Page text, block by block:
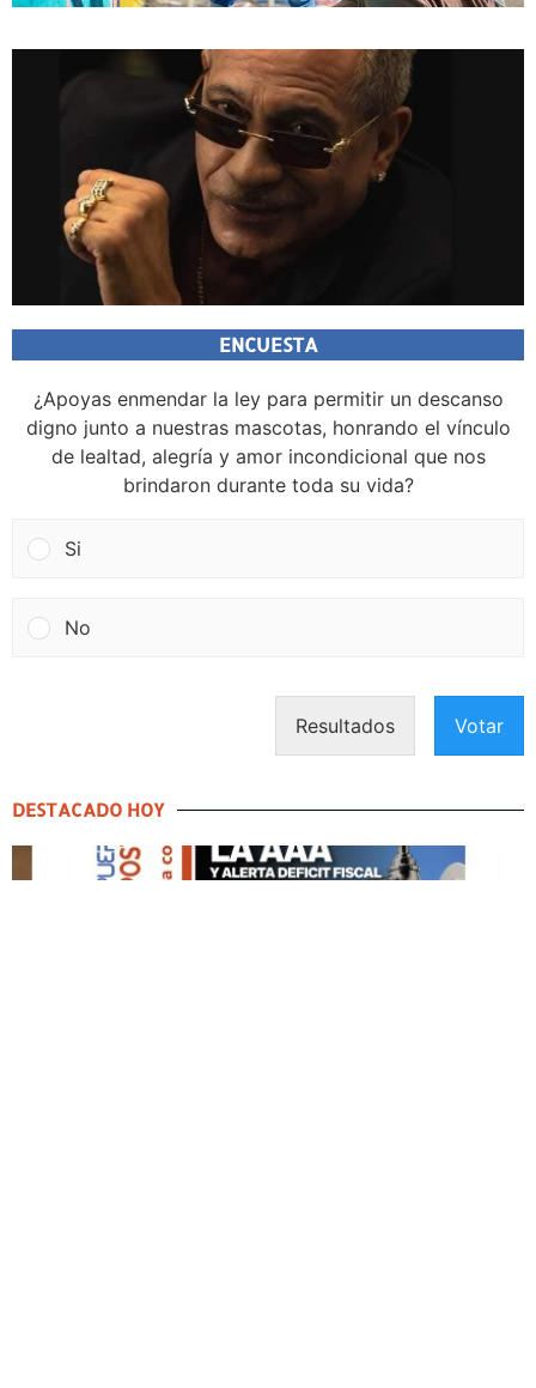
ENCUESTA
¿Apoyas enmendar la ley para permitir un descanso
digno junto a nuestras mascotas, honrando el vínculo
de lealtad, alegría y amor incondicional que nos
brindaron durante toda su vida?
Si
No
Resultados Votar
DESTACADO HOY